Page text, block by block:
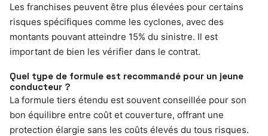
Les franchises peuvent être plus élevées pour certains
risques spécifiques comme les cyclones, avec des
montants pouvant atteindre 15% du sinistre. Il est
important de bien les vérifier dans le contrat.
Quel type de formule est recommandé pour un jeune
conducteur ?
La formule tiers étendu est souvent conseillée pour son
bon équilibre entre coût et couverture, offrant une
protection élargie sans les coûts élevés du tous risques.